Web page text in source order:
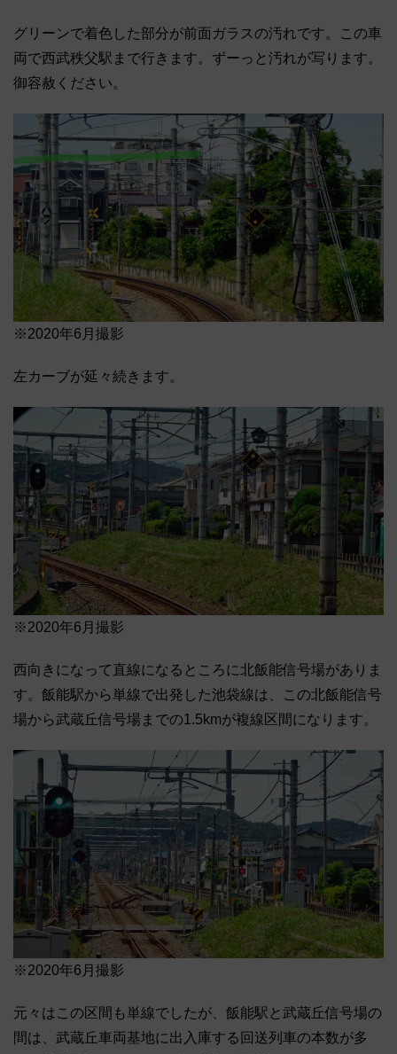
グリーンで着色した部分が前面ガラスの汚れです。この車
両で西武秩父駅まで行きます。ずーっと汚れが写ります。
御容赦ください。
※2020年6月撮影
左カーブが延々続きます。
※2020年6月撮影
西向きになって直線になるところに北飯能信号場がありま
す。飯能駅から単線で出発した池袋線は、この北飯能信号
場から武蔵丘信号場までの1.5kmが複線区間になります。
※2020年6月撮影
元々はこの区間も単線でしたが、飯能駅と武蔵丘信号場の
間は、武蔵丘車両基地に出入庫する回送列車の本数が多